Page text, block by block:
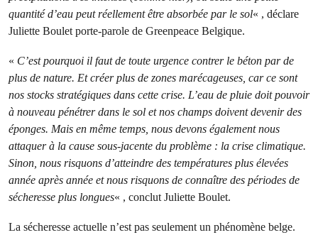
quantité d’eau peut réellement être absorbée par le sol« , déclare
Juliette Boulet porte-parole de Greenpeace Belgique.
« C’est pourquoi il faut de toute urgence contrer le béton par de
plus de nature. Et créer plus de zones marécageuses, car ce sont
nos stocks stratégiques dans cette crise. L’eau de pluie doit pouvoir
à nouveau pénétrer dans le sol et nos champs doivent devenir des
éponges. Mais en même temps, nous devons également nous
attaquer à la cause sous-jacente du problème : la crise climatique.
Sinon, nous risquons d’atteindre des températures plus élevées
année après année et nous risquons de connaître des périodes de
sécheresse plus longues« , conclut Juliette Boulet.
La sécheresse actuelle n’est pas seulement un phénomène belge.